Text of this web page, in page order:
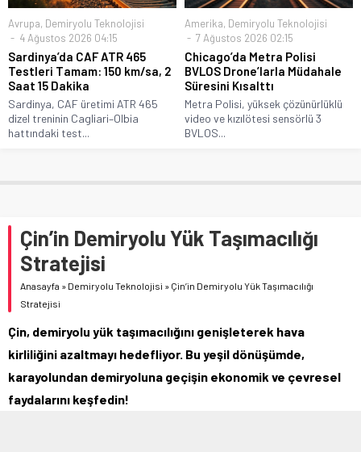
Avrupa, Demiryolu Teknolojisi
4 Ağustos 2026 04:15
Sardinya’da CAF ATR 465
Testleri Tamam: 150 km/sa, 2
Saat 15 Dakika
Sardinya, CAF üretimi ATR 465
dizel treninin Cagliari–Olbia
hattındaki test...
Amerika, Demiryolu Teknolojisi
7 Ağustos 2026 02:15
Chicago’da Metra Polisi
BVLOS Drone’larla Müdahale
Süresini Kısalttı
Metra Polisi, yüksek çözünürlüklü
video ve kızılötesi sensörlü 3
BVLOS...
Çin’in Demiryolu Yük Taşımacılığı
Stratejisi
Anasayfa » Demiryolu Teknolojisi » Çin’in Demiryolu Yük Taşımacılığı
Stratejisi
Çin, demiryolu yük taşımacılığını genişleterek hava
kirliliğini azaltmayı hedefliyor. Bu yeşil dönüşümde,
karayolundan demiryoluna geçişin ekonomik ve çevresel
faydalarını keşfedin!